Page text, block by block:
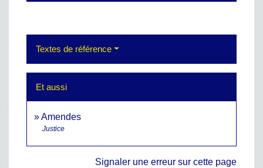
Textes de référence
Et aussi
Amendes
Justice
Signaler une erreur sur cette page